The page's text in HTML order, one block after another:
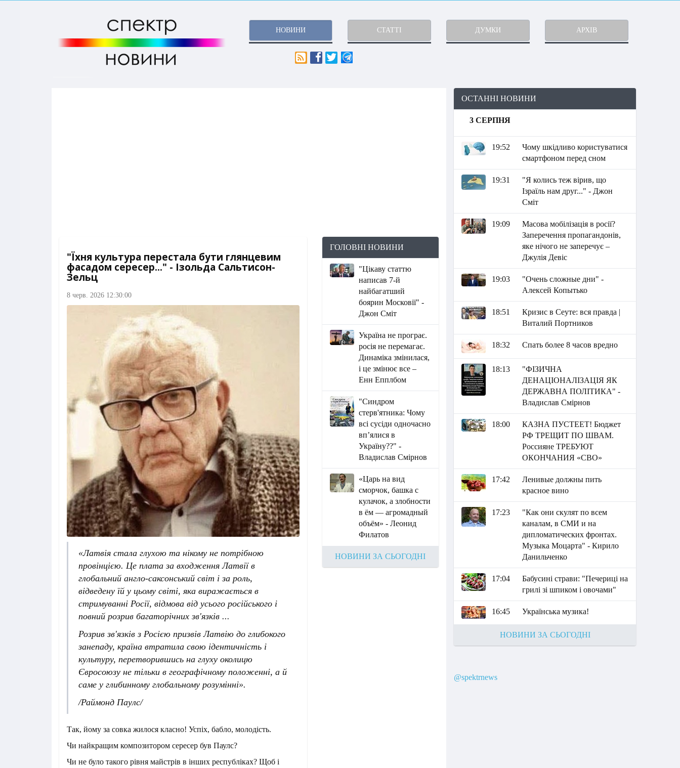
НОВИНИ СТАТТІ ДУМКИ АРХІВ
"Їхня культура перестала бути глянцевим
фасадом сересер..." - Ізольда Сальтисон-
Зельц
8 черв. 2026 12:30:00
«Латвія стала глухою та нікому не потрібною
провінцією. Це плата за входження Латвії в
глобальний англо-саксонський світ і за роль,
відведену їй у цьому світі, яка виражається в
стримуванні Росії, відмова від усього російського і
повний розрив багаторічних зв'язків ...
Розрив зв'язків з Росією призвів Латвію до глибокого
занепаду, країна втратила свою ідентичність і
культуру, перетворившись на глуху околицю
Євросоюзу не тільки в географічному положенні, а й
саме у глибинному глобальному розумінні».
/Раймонд Паулс/
Так, йому за совка жилося класно! Успіх, бабло, молодість.
Чи найкращим композитором сересер був Паулс?
Чи не було такого рівня майстрів в інших республіках? Щоб і
ГОЛОВНІ НОВИНИ
"Цікаву статтю
написав 7-й
найбагатший
боярин Московії" -
Джон Сміт
Україна не програє.
росія не перемагає.
Динаміка змінилася,
і це змінює все –
Енн Епплбом
"Синдром
стерв'ятника: Чому
всі сусіди одночасно
вп’ялися в
Україну??" -
Владислав Смірнов
«Царь на вид
сморчок, башка с
кулачок, а злобности
в ём — агромадный
объём» - Леонид
Филатов
НОВИНИ ЗА СЬОГОДНІ
ОСТАННІ НОВИНИ
3 СЕРПНЯ
19:52
Чому шкідливо користуватися
смартфоном перед сном
19:31
"Я колись теж вірив, що
Ізраїль нам друг..." - Джон
Сміт
19:09
Масова мобілізація в росії?
Заперечення пропагандонів,
яке нічого не заперечує –
Джулія Девіс
19:03
"Очень сложные дни" -
Алексей Копытько
18:51
Кризис в Сеуте: вся правда |
Виталий Портников
18:32 Спать более 8 часов вредно
18:13
"ФІЗИЧНА
ДЕНАЦІОНАЛІЗАЦІЯ ЯК
ДЕРЖАВНА ПОЛІТИКА" -
Владислав Смірнов
18:00
КАЗНА ПУСТЕЕТ! Бюджет
РФ ТРЕЩИТ ПО ШВАМ.
Россияне ТРЕБУЮТ
ОКОНЧАНИЯ «СВО»
17:42
Ленивые должны пить
красное вино
17:23
"Как они скулят по всем
каналам, в СМИ и на
дипломатических фронтах.
Музыка Моцарта" - Кирило
Данильченко
17:04
Бабусині страви: "Печериці на
грилі зі шпиком і овочами"
16:45 Українська музика!
НОВИНИ ЗА СЬОГОДНІ
@spektrnews